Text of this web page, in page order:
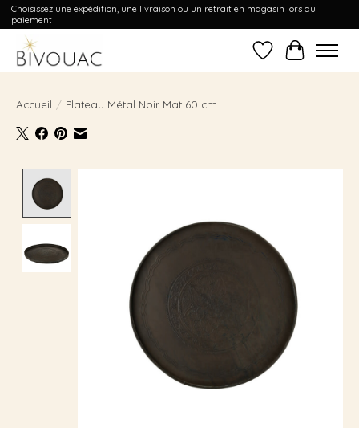
Choisissez une expédition, une livraison ou un retrait en magasin lors du
paiement
Liste dePanier
Accueil / Plateau Métal Noir Mat 60 cm